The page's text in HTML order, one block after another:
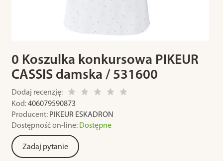
0 Koszulka konkursowa PIKEUR
CASSIS damska / 531600
Dodaj recenzję:
Kod: 406079590873
Producent: PIKEUR ESKADRON
Dostępność on-line: Dostępne
Zadaj pytanie